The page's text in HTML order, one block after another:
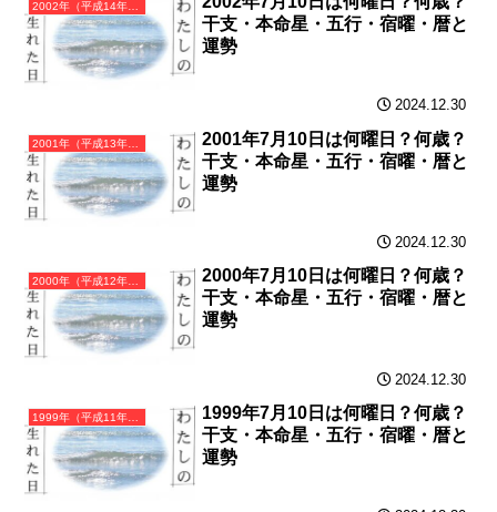
2002年（平成14年）壬午（みずのえうま）・午年（うま年）カレンダー（月曜はじまり）
干支・本命星・五行・宿曜・暦と
運勢
2024.12.30
2001年（平成13年）辛巳（かのとみ）・巳年（へび年）カレンダー（月曜はじまり）
2001年7月10日は何曜日？何歳？
干支・本命星・五行・宿曜・暦と
運勢
2024.12.30
2000年（平成12年）庚辰（かのえたつ）・辰年（たつ年）カレンダー（月曜はじまり）
2000年7月10日は何曜日？何歳？
干支・本命星・五行・宿曜・暦と
運勢
2024.12.30
1999年（平成11年）己卯（つちのとう）・卯年（うさぎ年）カレンダー（月曜はじまり）
1999年7月10日は何曜日？何歳？
干支・本命星・五行・宿曜・暦と
運勢